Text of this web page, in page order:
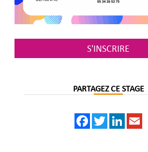
S'INSCRIRE
PARTAGEZ CE STAGE
FacebookTwitterLinkedIn